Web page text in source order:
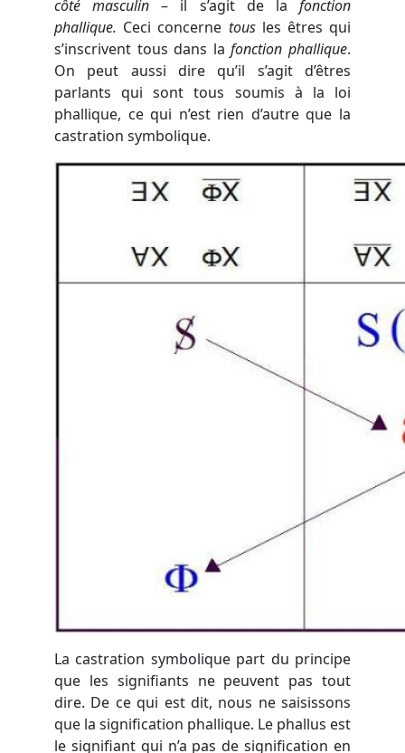
côté masculin– il s’agit de lafonction
phallique. Ceci concerne tous les êtres qui
s’inscrivent tous dans lafonction phallique.
On peut aussi dire qu’il s’agit d’êtres
parlants qui sont tous soumis à la loi
phallique, ce qui n’est rien d’autre que la
castration symbolique.
La castration symbolique part du principe
que les signifiants ne peuvent pas tout
dire. De ce qui est dit, nous ne saisissons
que la signification phallique. Le phallus est
le signifiant qui n’a pas de signification en